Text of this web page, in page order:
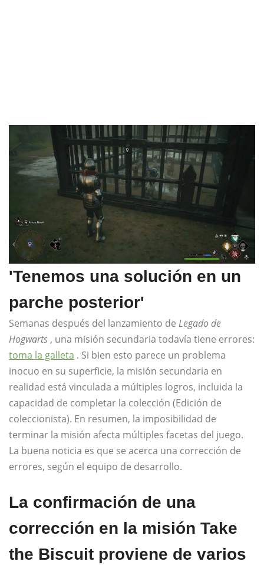
'Tenemos una solución en un
parche posterior'
Semanas después del lanzamiento de Legado de
Hogwarts , una misión secundaria todavía tiene errores:
toma la galleta . Si bien esto parece un problema
inocuo en su superficie, la misión secundaria en
realidad está vinculada a múltiples logros, incluida la
capacidad de completar la colección (Edición de
coleccionista). En resumen, la imposibilidad de
terminar la misión afecta múltiples facetas del juego.
La buena noticia es que se acerca una corrección de
errores, según el equipo de desarrollo.
La confirmación de una
corrección en la misión Take
the Biscuit proviene de varios